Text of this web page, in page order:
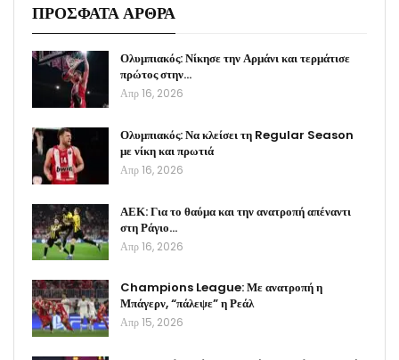
ΠΡΟΣΦΑΤΑ ΑΡΘΡΑ
Ολυμπιακός: Νίκησε την Αρμάνι και τερμάτισε
πρώτος στην…
Απρ 16, 2026
Ολυμπιακός: Να κλείσει τη Regular Season
με νίκη και πρωτιά
Απρ 16, 2026
ΑΕΚ: Για το θαύμα και την ανατροπή απέναντι
στη Ράγιο…
Απρ 16, 2026
Champions League: Με ανατροπή η
Μπάγερν, “πάλεψε” η Ρεάλ
Απρ 15, 2026